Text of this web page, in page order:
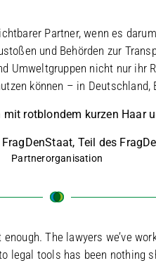
Partner, wenn es
und Behörden zur
Umweltgruppen nicht nur ihr
können – in Deutschland,
Teil des
Partnerorganisation
The lawyers we’ve
legal tools has been nothing